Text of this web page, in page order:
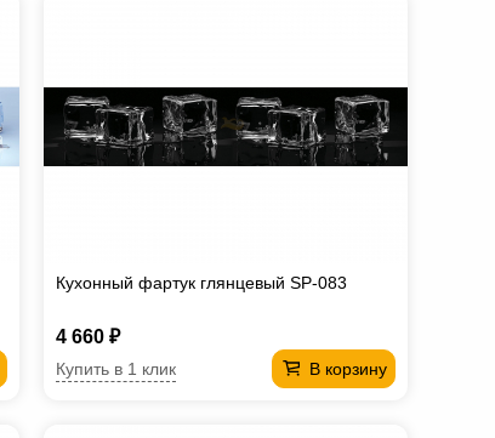
Кухонный фартук глянцевый SP-083
4 660 ₽
В корзину
Купить в 1 клик